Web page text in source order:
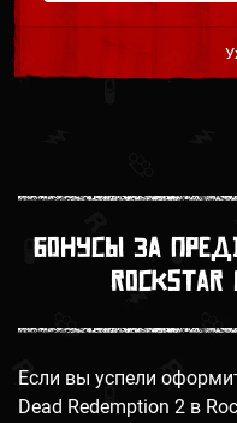
Бонусы за
Rockstar
Если вы успели
Dead Redemption 2 в